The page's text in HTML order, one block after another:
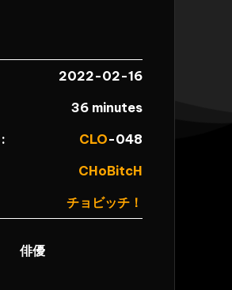
2022-02-16
36 minutes
CLO-048
CHoBitcH
チョビッチ！
俳優